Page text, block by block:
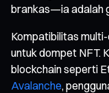
brankas—ia adalah
Kompatibilitas
untuk dompet NFT.
blockchain seperti
Avalanche,